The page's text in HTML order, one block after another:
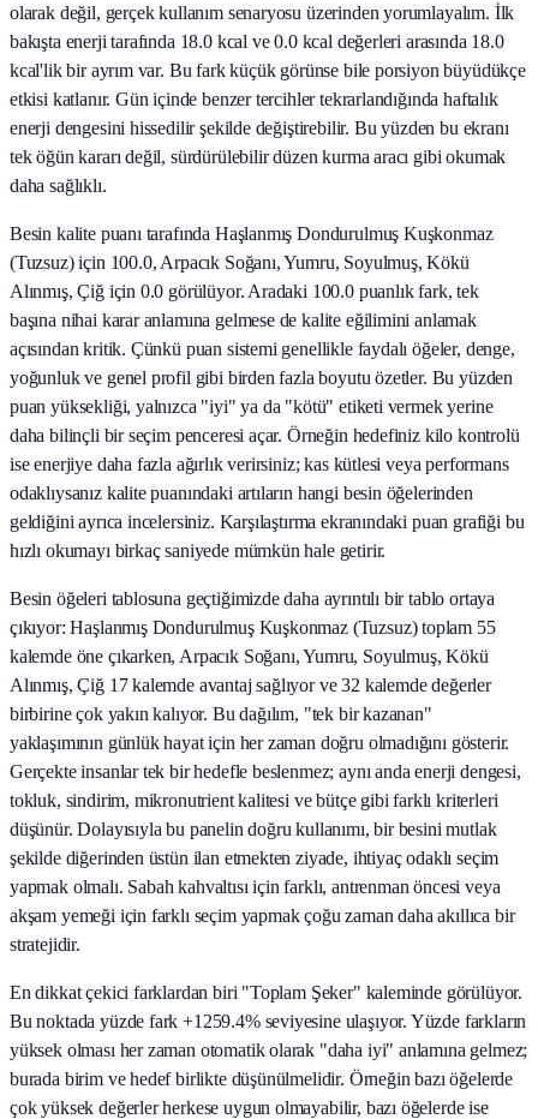
olarak değil, gerçek kullanım senaryosu üzerinden yorumlayalım. İlk
bakışta enerji tarafında 18.0 kcal ve 0.0 kcal değerleri arasında 18.0
kcal'lik bir ayrım var. Bu fark küçük görünse bile porsiyon büyüdükçe
etkisi katlanır. Gün içinde benzer tercihler tekrarlandığında haftalık
enerji dengesini hissedilir şekilde değiştirebilir. Bu yüzden bu ekranı
tek öğün kararı değil, sürdürülebilir düzen kurma aracı gibi okumak
daha sağlıklı.
Besin kalite puanı tarafında Haşlanmış Dondurulmuş Kuşkonmaz
(Tuzsuz) için 100.0, Arpacık Soğanı, Yumru, Soyulmuş, Kökü
Alınmış, Çiğ için 0.0 görülüyor. Aradaki 100.0 puanlık fark, tek
başına nihai karar anlamına gelmese de kalite eğilimini anlamak
açısından kritik. Çünkü puan sistemi genellikle faydalı öğeler, denge,
yoğunluk ve genel profil gibi birden fazla boyutu özetler. Bu yüzden
puan yüksekliği, yalnızca "iyi" ya da "kötü" etiketi vermek yerine
daha bilinçli bir seçim penceresi açar. Örneğin hedefiniz kilo kontrolü
ise enerjiye daha fazla ağırlık verirsiniz; kas kütlesi veya performans
odaklıysanız kalite puanındaki artıların hangi besin öğelerinden
geldiğini ayrıca incelersiniz. Karşılaştırma ekranındaki puan grafiği bu
hızlı okumayı birkaç saniyede mümkün hale getirir.
Besin öğeleri tablosuna geçtiğimizde daha ayrıntılı bir tablo ortaya
çıkıyor: Haşlanmış Dondurulmuş Kuşkonmaz (Tuzsuz) toplam 55
kalemde öne çıkarken, Arpacık Soğanı, Yumru, Soyulmuş, Kökü
Alınmış, Çiğ 17 kalemde avantaj sağlıyor ve 32 kalemde değerler
birbirine çok yakın kalıyor. Bu dağılım, "tek bir kazanan"
yaklaşımının günlük hayat için her zaman doğru olmadığını gösterir.
Gerçekte insanlar tek bir hedefle beslenmez; aynı anda enerji dengesi,
tokluk, sindirim, mikronutrient kalitesi ve bütçe gibi farklı kriterleri
düşünür. Dolayısıyla bu panelin doğru kullanımı, bir besini mutlak
şekilde diğerinden üstün ilan etmekten ziyade, ihtiyaç odaklı seçim
yapmak olmalı. Sabah kahvaltısı için farklı, antrenman öncesi veya
akşam yemeği için farklı seçim yapmak çoğu zaman daha akıllıca bir
stratejidir.
En dikkat çekici farklardan biri "Toplam Şeker" kaleminde görülüyor.
Bu noktada yüzde fark +1259.4% seviyesine ulaşıyor. Yüzde farkların
yüksek olması her zaman otomatik olarak "daha iyi" anlamına gelmez;
burada birim ve hedef birlikte düşünülmelidir. Örneğin bazı öğelerde
çok yüksek değerler herkese uygun olmayabilir, bazı öğelerde ise